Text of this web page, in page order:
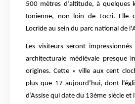
500 mètres d’altitude, à quelques
Ionienne, non loin de Locri. Elle
Locride au sein du parc national de
Les visiteurs seront
architecturale médiévale presque
origines. Cette « ville aux cent
plus que 17 aujourd’hui, dont
d’Assise qui date du 13ème siècle et